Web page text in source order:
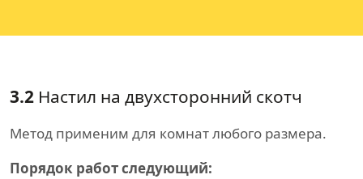
3.2 Настил на двухсторонний скотч
Метод применим для комнат любого размера.
Порядок работ следующий: